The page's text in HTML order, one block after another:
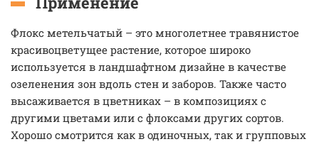
Флокс метельчатый – это многолетнее травянистое
красивоцветущее растение, которое широко
используется в ландшафтном дизайне в качестве
озеленения зон вдоль стен и заборов. Также часто
высаживается в цветниках – в композициях с
другими цветами или с флоксами других сортов.
Хорошо смотрится как в одиночных, так и групповых